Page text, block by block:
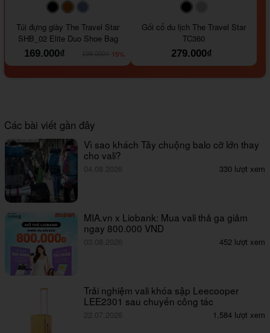
#000000#964B00
Túi đựng giày The Travel Star
SHB_02 Elite Duo Shoe Bag
169.000₫
-15%
#000000
Gối cổ du lịch The Travel Star
TC360
279.000₫
Các bài viết gần đây
Vì sao khách Tây chuộng balo cỡ lớn thay
cho vali?
04.08.2026 330 lượt xem
MIA.vn x Liobank: Mua vali thả ga giảm
ngay 800.000 VND
03.08.2026 452 lượt xem
Trải nghiệm vali khóa sập Leecooper
LEE2301 sau chuyến công tác
22.07.2026 1,584 lượt xem